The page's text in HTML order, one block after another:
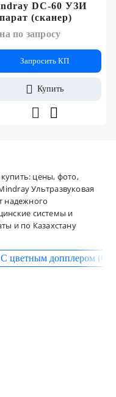
DC-60 УЗИ
(сканер)
по запросу
Запросить КП
Купить
цены, фото,
Ультразвуковая
надежного
системы и
и по Казахстану
С цветным допплером